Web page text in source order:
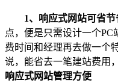
1、响应式网站可省节
点，便是只需设计一个
费时间和经理再去做一个
说，能省去一笔建站费用
响应式网站管理方便